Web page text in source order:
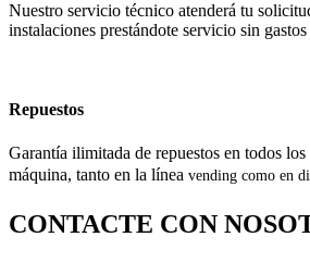
Nuestro servicio técnico atenderá tu
instalaciones prestándote servicio sin
Repuestos
Garantía ilimitada de repuestos en todos los
máquina, tanto en la línea vending como en
CONTACTE CON